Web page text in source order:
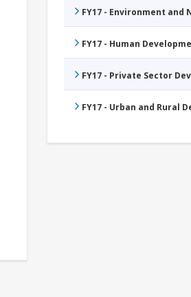
FY17 - Environment
FY17 - Human
FY17 - Private Sector
FY17 - Urban and Rural